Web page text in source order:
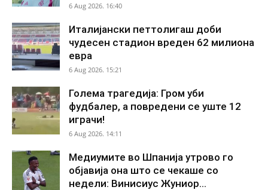
6 Aug 2026. 16:40
Италијански петтолигаш доби
чудесен стадион вреден 62 милиона
евра
6 Aug 2026. 15:21
Голема трагедија: Гром уби
фудбалер, а повредени се уште 12
играчи!
6 Aug 2026. 14:11
Медиумите во Шпанија утрово го
објавија она што се чекаше со
недели: Винисиус Жуниор...